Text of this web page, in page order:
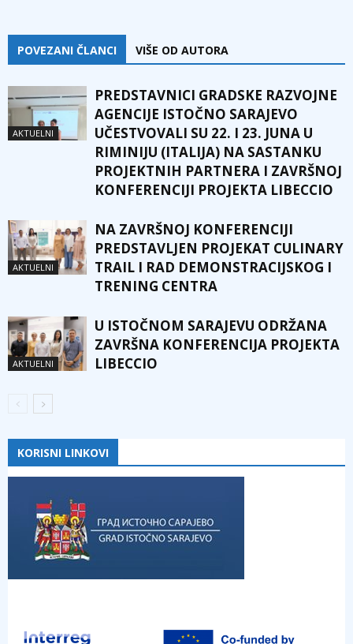
POVEZANI ČLANCI VIŠE OD AUTORA
AKTUELNI
PREDSTAVNICI GRADSKE RAZVOJNE
AGENCIJE ISTOČNO SARAJEVO
UČESTVOVALI SU 22. I 23. JUNA U
RIMINIJU (ITALIJA) NA SASTANKU
PROJEKTNIH PARTNERA I ZAVRŠNOJ
KONFERENCIJI PROJEKTA LIBECCIO
AKTUELNI
NA ZAVRŠNOJ KONFERENCIJI
PREDSTAVLJEN PROJEKAT CULINARY
TRAIL I RAD DEMONSTRACIJSKOG I
TRENING CENTRA
AKTUELNI
U ISTOČNOM SARAJEVU ODRŽANA
ZAVRŠNA KONFERENCIJA PROJEKTA
LIBECCIO
KORISNI LINKOVI